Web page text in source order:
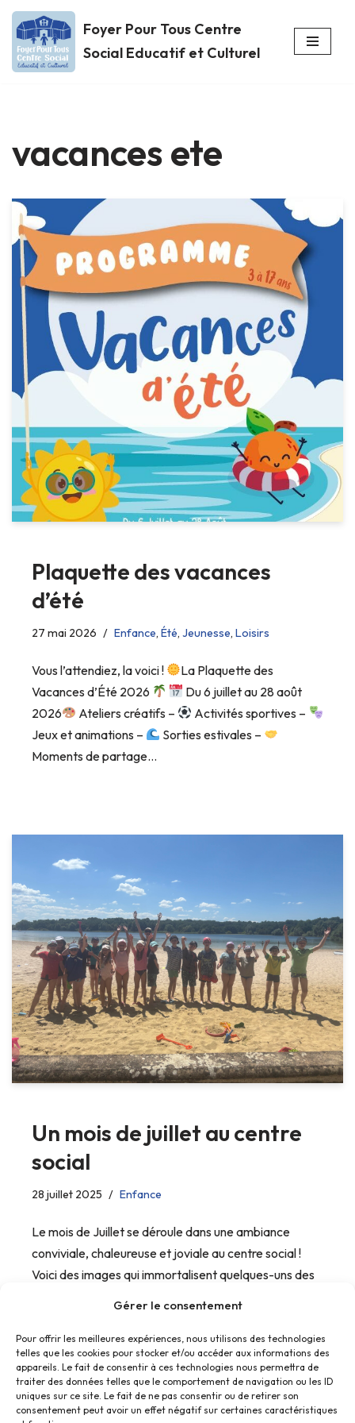
Gérer le consentement
Pour offrir les meilleures expériences, nous utilisons des technologies
telles que les cookies pour stocker et/ou accéder aux informations des
appareils. Le fait de consentir à ces technologies nous permettra de
traiter des données telles que le comportement de navigation ou les ID
uniques sur ce site. Le fait de ne pas consentir ou de retirer son
consentement peut avoir un effet négatif sur certaines caractéristiques
Aller
au
Foyer Pour Tous Centre
Social Educatif et Culturel
vacances ete
Plaquette des vacances
d’été
27 mai 2026 Enfance, Été, Jeunesse, Loisirs
Vous l’attendiez, la voici !
La Plaquette des
Vacances d’Été 2026
Du 6 juillet au 28 août
2026
Ateliers créatifs –
Activités sportives –
Jeux et animations –
Sorties estivales –
Moments de partage…
Un mois de juillet au centre
social
28 juillet 2025 Enfance
Le mois de Juillet se déroule dans une ambiance
conviviale, chaleureuse et joviale au centre social !
Voici des images qui immortalisent quelques-uns des